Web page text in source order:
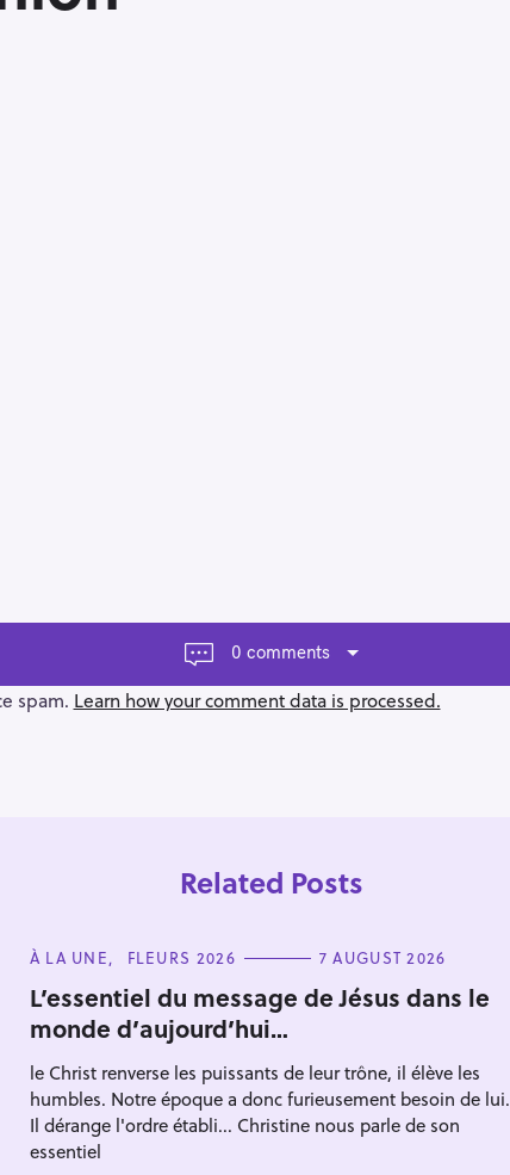
0 comments
spam. Learn how your comment data is processed.
Related Posts
C
T
E
G
O
I
E
S
À LA UNE FLEURS 2026 7 AUGUST 2026
L’essentiel du message de Jésus dans le
monde d’aujourd’hui…
le Christ renverse les puissants de leur trône, il élève les
humbles. Notre époque a donc furieusement besoin de lui.
Il dérange l'ordre établi... Christine nous parle de son
essentiel